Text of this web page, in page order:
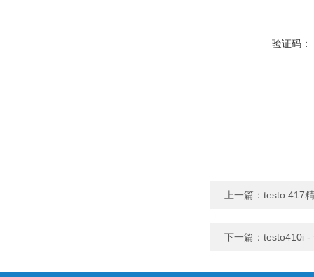
验证码：
上一篇： testo 417
下一篇： testo410i -